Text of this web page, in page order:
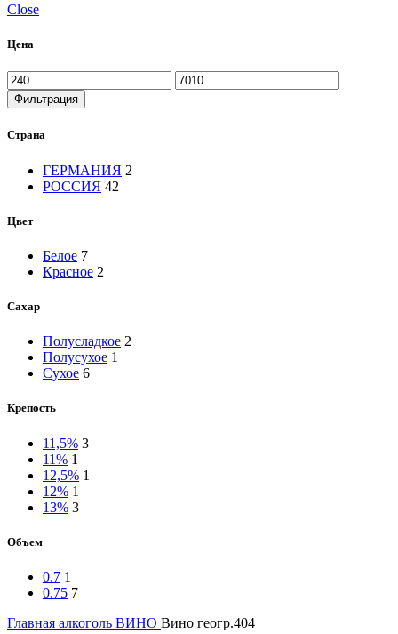
Close
Цена
Минимальная
цена
Максимальная
цена
Фильтрация
Страна
ГЕРМАНИЯ 2
РОССИЯ 42
Цвет
Белое 7
Красное 2
Сахар
Полусладкое 2
Полусухое 1
Сухое 6
Крепость
11,5% 3
11% 1
12,5% 1
12% 1
13% 3
Объем
0.7 1
0.75 7
Главная алкоголь ВИНО Вино геогр.404